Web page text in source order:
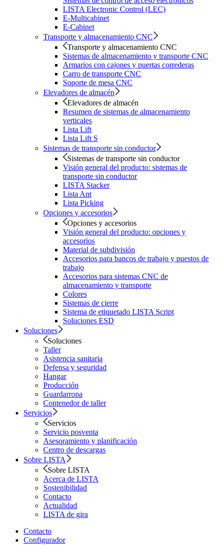
LISTA Electronic Control (LEC)
E-Multicabinet
E-Cabinet
Transporte y almacenamiento CNC
Transporte y almacenamiento CNC
Sistemas de almacenamiento y transporte CNC
Armarios con cajones y puertas correderas
Carro de transporte CNC
Soporte de mesa CNC
Elevadores de almacén
Elevadores de almacén
Resumen de sistemas de almacenamiento
verticales
Lista Lift
Lista Lift S
Sistemas de transporte sin conductor
Sistemas de transporte sin conductor
Visión general del producto: sistemas de
transporte sin conductor
LISTA Stacker
Lista Ant
Lista Picking
Opciones y accesorios
Opciones y accesorios
Visión general del producto: opciones y
accesorios
Material de subdivisión
Accesorios para bancos de trabajo y puestos de
trabajo
Accesorios para sistemas CNC de
almacenamiento y transporte
Colores
Sistemas de cierre
Sistema de etiquetado LISTA Script
Soluciones ESD
Soluciones
Soluciones
Taller
Asistencia sanitaria
Defensa y seguridad
Hangar
Producción
Guardarropa
Contenedor de taller
Servicios
Servicios
Servicio posventa
Asesoramiento y planificación
Centro de descargas
Sobre LISTA
Sobre LISTA
Acerca de LISTA
Sostenibilidad
Contacto
Actualidad
LISTA de gira
Contacto
Configurador